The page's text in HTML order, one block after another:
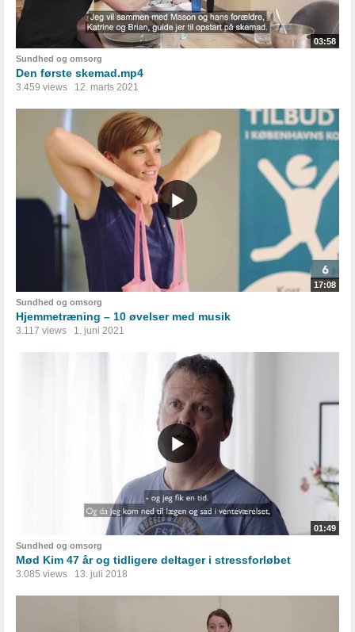
03:58
Sundhed og omsorg
Den første skemad.mp4
3.459 views 12. marts 2021
17:08
Sundhed og omsorg
Hjemmetræning – 10 øvelser med musik
3.117 views 1. juni 2021
01:49
Sundhed og omsorg
Mød Kim 47 år og tidligere deltager i stressforløbet
3.085 views 13. juli 2018